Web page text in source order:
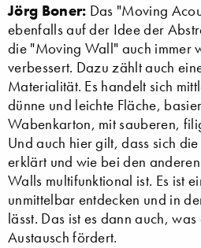
Jörg Boner: Das "Moving
ebenfalls auf der Idee der
die "Moving Wall" auch immer
verbessert. Dazu zählt auch
Materialität. Es handelt sich
dünne und leichte Fläche,
Wabenkarton, mit sauberen,
Und auch hier gilt, dass sich
erklärt und wie bei den
Walls multifunktional ist. Es ist
unmittelbar entdecken und in
lässt. Das ist es dann auch,
Austausch fördert.